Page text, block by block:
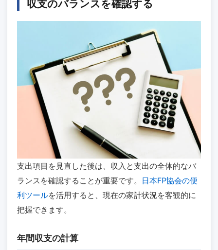
収支のバランスを確認する
支出項目を見直した後は、収入と支出の全体的なバ
ランスを確認することが重要です。 日本FP協会の便
利ツールを活用すると、現在の家計状況を客観的に
把握できます。
年間収支の計算